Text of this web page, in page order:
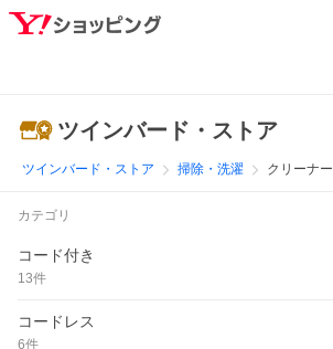
ツインバード・ストア
ツインバード・ストア 掃除・洗濯 クリーナー
カテゴリ
コード付き
13件
コードレス
6件